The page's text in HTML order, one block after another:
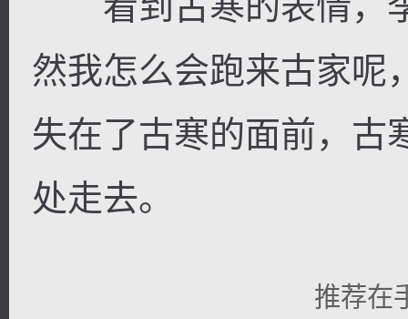
然我怎么会跑来古家呢
失在了古寒的面前，古
处走去。
推荐在